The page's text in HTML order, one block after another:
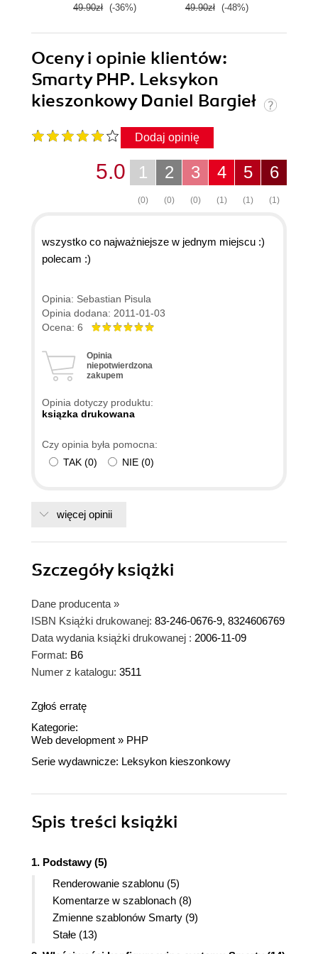
49.90zł (-36%) 49.90zł (-48%)
Oceny i opinie klientów:
Smarty PHP. Leksykon
kieszonkowy Daniel Bargieł
Dodaj opinię
6
(1)
5
(1)
4
(1)
3
(0)
2
(0)
1
(0)
5.0
wszystko co najważniejsze w jednym miejscu :)
polecam :)
Opinia: Sebastian Pisula
Opinia dodana: 2011-01-03
Ocena: 6
Opinia
niepotwierdzona
zakupem
Opinia dotyczy produktu:
ksiązka drukowana
Czy opinia była pomocna:
TAK (0) NIE (0)
więcej opinii
Szczegółyksiążki
Dane producenta »
ISBN Książki drukowanej: 83-246-0676-9, 8324606769
Data wydania książki drukowanej : 2006-11-09
Format: B6
Numer z katalogu: 3511
Zgłoś erratę
Kategorie:
Web development » PHP
Serie wydawnicze: Leksykon kieszonkowy
Spis treści książki
1. Podstawy (5)
Renderowanie szablonu (5)
Komentarze w szablonach (8)
Zmienne szablonów Smarty (9)
Stałe (13)